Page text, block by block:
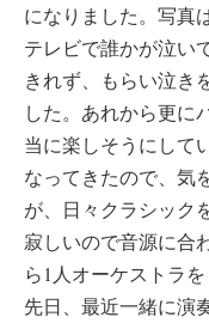
になりました。写真
テレビで誰かが泣い
きれず、もらい泣き
した。あれから更に
当に楽しそうにして
なってきたので、気
が、日々クラシック
寂しいので音源に合
ら1人オーケストラ
先日、最近一緒に演